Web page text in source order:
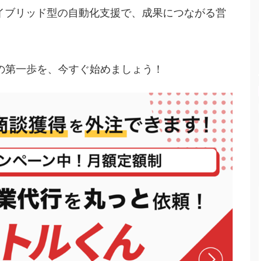
営業
正社員
カスタマーサクセスマネージャー
内部監査室長
募集要項一覧
リッド型の自動化支援で、成果につながる営
一歩を、今すぐ始めましょう！